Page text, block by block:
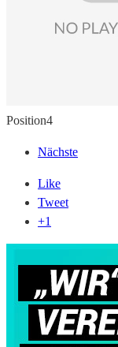
Position4
Nächste
Like
Tweet
+1